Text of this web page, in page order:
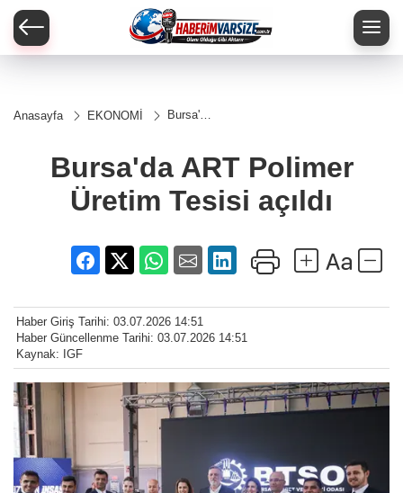
Anasayfa EKONOMİ
Bursa'da
Üretim
Tesisi
Bursa'da ART Polimer
Üretim Tesisi açıldı
Haber Giriş Tarihi: 03.07.2026 14:51
Haber Güncellenme Tarihi: 03.07.2026 14:51
Kaynak: IGF